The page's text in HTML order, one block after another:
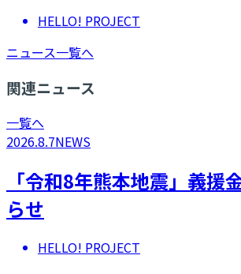
HELLO! PROJECT
ニュース一覧へ
関連ニュース
一覧へ
2026.8.7NEWS
「令和8年熊本地震」義援
らせ
HELLO! PROJECT